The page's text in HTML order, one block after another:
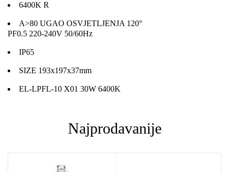
6400K R
A>80 UGAO OSVJETLJENJA 120°
PF0.5 220-240V 50/60Hz
IP65
SIZE 193x197x37mm
EL-LPFL-10 X01 30W 6400K
Najprodavanije